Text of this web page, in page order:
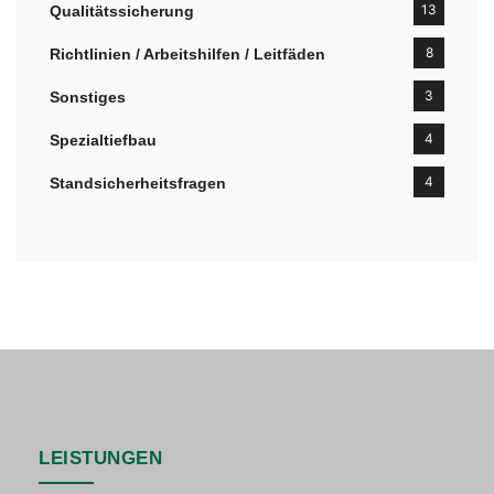
Qualitätssicherung 13
Richtlinien / Arbeitshilfen / Leitfäden 8
Sonstiges 3
Spezialtiefbau 4
Standsicherheitsfragen 4
LEISTUNGEN